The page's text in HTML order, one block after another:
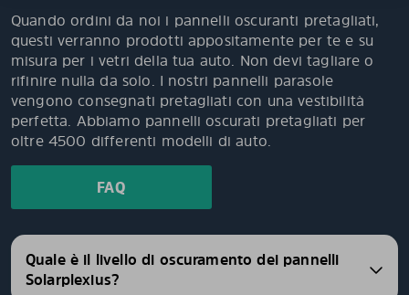
Quando ordini da noi i pannelli oscuranti pretagliati,
questi verranno prodotti appositamente per te e su
misura per i vetri della tua auto. Non devi tagliare o
rifinire nulla da solo. I nostri pannelli parasole
vengono consegnati pretagliati con una vestibilità
perfetta. Abbiamo pannelli oscurati pretagliati per
oltre 4500 differenti modelli di auto.
FAQ
Quale è il livello di oscuramento dei pannelli
Solarplexius?